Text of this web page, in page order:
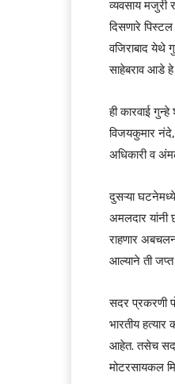
व्यवसाय मजुरी
दिसणारे
वजिराबाद येथे
साहेबराव आडे
ही कारवाई
विजयकुमार नंदे,
अधिकारी व
दुसऱ्या
अमलदार यांनी
राहणार
आल्याने ती
सदर प्रकरणी
भारतीय
आहेत. तसेच
मोटरसायकल